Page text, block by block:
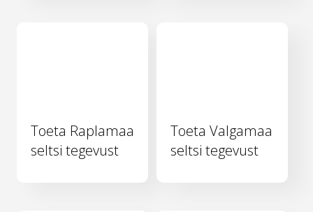
Toeta Raplamaa
seltsi tegevust
Toeta Valgamaa
seltsi tegevust